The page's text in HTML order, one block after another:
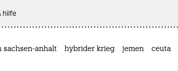
hilfe
sachsen-anhalt hybrider krieg jemen ceuta